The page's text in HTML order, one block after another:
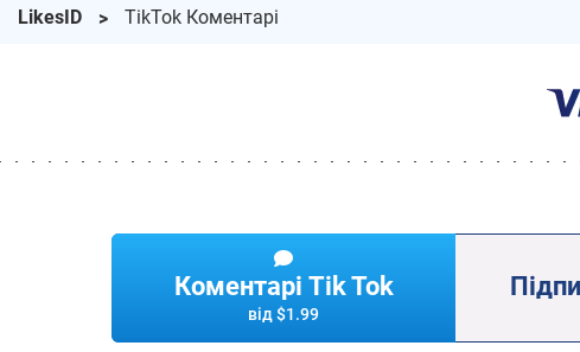
LikesID TikTok Коментарі
Коментарі Tik Tok
від$1.99